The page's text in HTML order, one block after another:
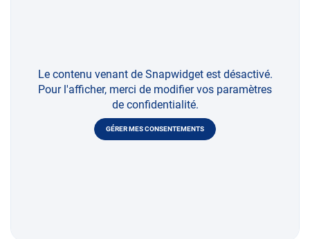
Le contenu venant de Snapwidget est désactivé.
Pour l'afficher, merci de modifier vos paramètres
de confidentialité.
GÉRER MES CONSENTEMENTS